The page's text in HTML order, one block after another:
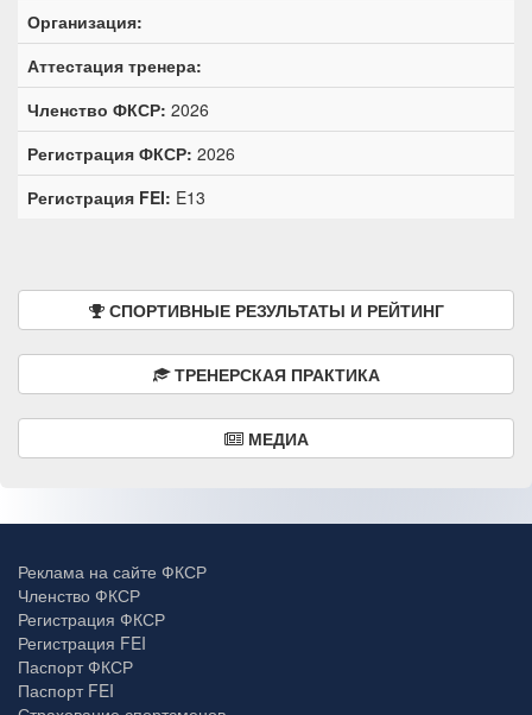
Организация:
Аттестация тренера:
Членство ФКСР: 2026
Регистрация ФКСР: 2026
Регистрация FEI: E13
СПОРТИВНЫЕ РЕЗУЛЬТАТЫ И РЕЙТИНГ
ТРЕНЕРСКАЯ ПРАКТИКА
МЕДИА
Реклама на сайте ФКСР
Членство ФКСР
Регистрация ФКСР
Регистрация FEI
Паспорт ФКСР
Паспорт FEI